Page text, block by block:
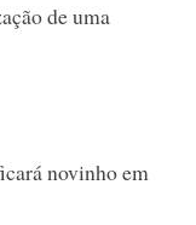
de uma
novinho em